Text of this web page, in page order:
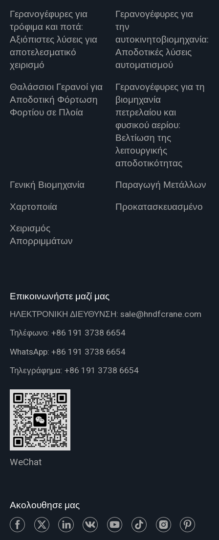
Γερανογέφυρες για
τρόφιμα και ποτά:
Αξιόπιστες λύσεις για
αποτελεσματικό
χειρισμό
Γερανογέφυρες για
την
αυτοκινητοβιομηχανία:
Αποδοτικές λύσεις
αυτοματισμού
Θαλάσσιοι Γερανοί για
Αποδοτική Φόρτωση
Φορτίου σε Πλοία
Γερανογέφυρες για τη
βιομηχανία
πετρελαίου και
φυσικού αερίου:
Βελτίωση της
λειτουργικής
αποδοτικότητας
Γενική Βιομηχανία
Παραγωγή Μετάλλων
Χαρτοποιία
Προκατασκευασμένο
Χειρισμός
Απορριμμάτων
Επικοινωνήστε μαζί μας
ΗΛΕΚΤΡΟΝΙΚΗ ΔΙΕΥΘΥΝΣΗ: sale@hndfcrane.com
Τηλέφωνο: +86 191 3738 6654
WhatsApp: +86 191 3738 6654
Τηλεγράφημα: +86 191 3738 6654
WeChat
Ακολουθησε μας